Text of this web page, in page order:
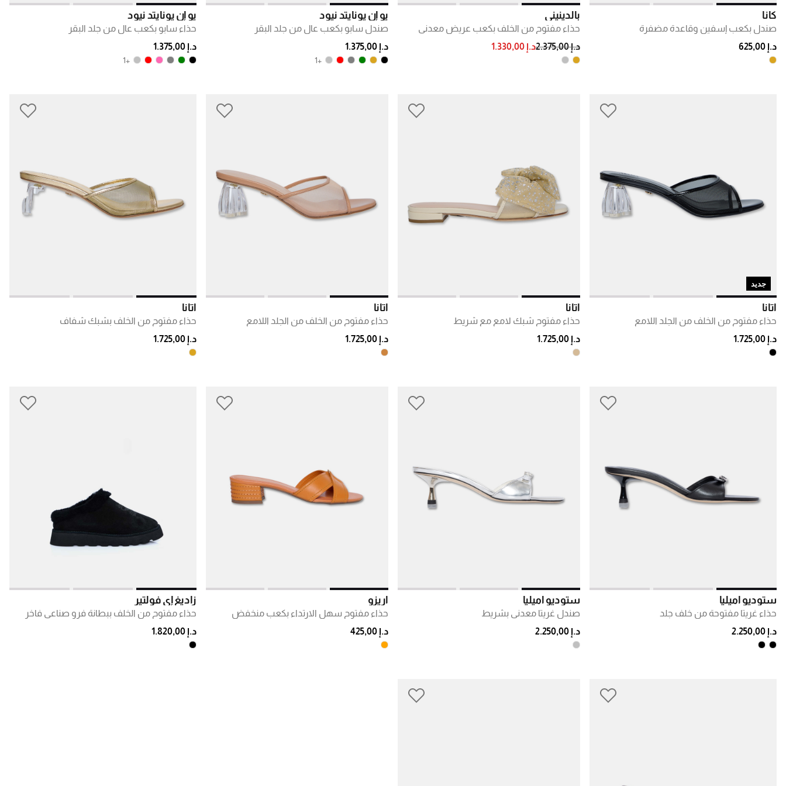
كانا
صندل بكعب إسفين وقاعدة مضفرة
د.إ 625,00
بالدينيني
حذاء مفتوح من الخلف بكعب عريض معدني
PRICE REDUCED FROM
د.إ 2.375,00 TO
د.إ 1.330,00
يو إن يونايتد نيود
صندل سابو بكعب عالٍ من جلد البقر
د.إ 1.375,00
+1
يو إن يونايتد نيود
حذاء سابو بكعب عالٍ من جلد البقر
د.إ 1.375,00
+1
جديد
أتانا
حذاء مفتوح من الخلف من الجلد اللامع
د.إ 1.725,00
أتانا
حذاء مفتوح شبك لامع مع شريط
د.إ 1.725,00
أتانا
حذاء مفتوح من الخلف من الجلد اللامع
د.إ 1.725,00
أتانا
حذاء مفتوح من الخلف بشبك شفاف
د.إ 1.725,00
ستوديو أميليا
حذاء غريتا مفتوحة من خلف جلد
د.إ 2.250,00
ستوديو أميليا
صندل غريتا معدني بشريط
د.إ 2.250,00
أريزو
حذاء مفتوح سهل الارتداء بكعب منخفض
د.إ 425,00
زاديغ إي فولتير
حذاء مفتوح من الخلف ببطانة فرو صناعي فاخر
د.إ 1.820,00